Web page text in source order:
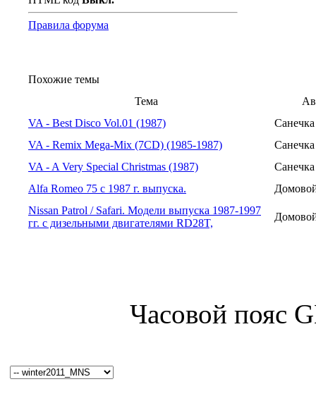
Правила форума
Похожие темы
Тема
VA - Best Disco Vol.01 (1987)
Санечка
VA - Remix Mega-Mix (7CD) (1985-1987)
Санечка
VA - A Very Special Christmas (1987)
Санечка
Alfa Romeo 75 с 1987 г. выпуска.
Nissan Patrol / Safari. Модели выпуска 1987-1997
гг. с дизельными двигателями RD28T,
Часовой пояс